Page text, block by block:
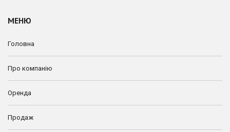
МЕНЮ
Головна
Про компанію
Оренда
Продаж